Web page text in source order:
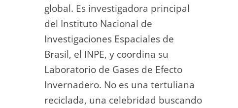
global. Es investigadora principal
del Instituto Nacional de
Investigaciones Espaciales de
Brasil, el INPE, y coordina su
Laboratorio de Gases de Efecto
Invernadero. No es una tertuliana
reciclada, una celebridad buscando